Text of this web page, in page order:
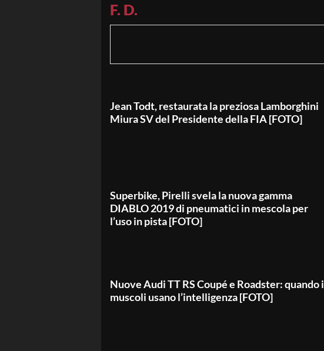
F. D.
Jean Todt, restaurata la preziosa Lamborghini
Miura SV del Presidente della FIA [FOTO]
Superbike, Pirelli svela la nuova gamma
DIABLO 2019 di pneumatici in mescola per
l’uso in pista [FOTO]
Nuove Audi TT RS Coupé e Roadster: quando i
muscoli usano l’intelligenza [FOTO]